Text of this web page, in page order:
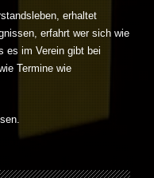
erhaltet
erfahrt wer sich wie
es im Verein gibt bei
Termine wie